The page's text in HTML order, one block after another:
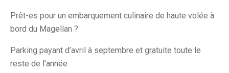
Prêt-es pour un embarquement culinaire de haute volée à
bord du Magellan ?
Parking payant d’avril à septembre et gratuite toute le
reste de l’année